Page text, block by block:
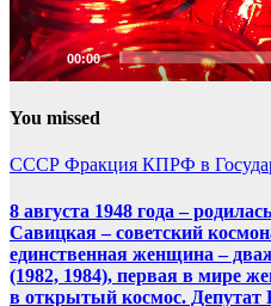
00:00
You missed
СССР Фракция КПРФ в
8 августа 1948 года –
Савицкая – советский
единственная женщина –
(1982, 1984), первая в мире
в открытый космос. Депутат